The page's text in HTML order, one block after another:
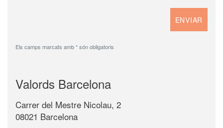
Els camps marcats amb * són obligatoris
Valords Barcelona
Carrer del Mestre Nicolau, 2
08021 Barcelona